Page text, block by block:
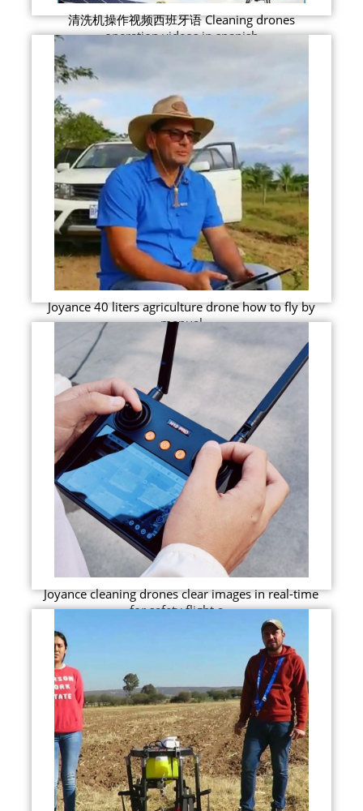
清洗机操作视频西班牙语 Cleaning drones
operation videos in spanish
Joyance 40 liters agriculture drone how to fly by
manual
Joyance cleaning drones clear images in real-time
for safety flight a...